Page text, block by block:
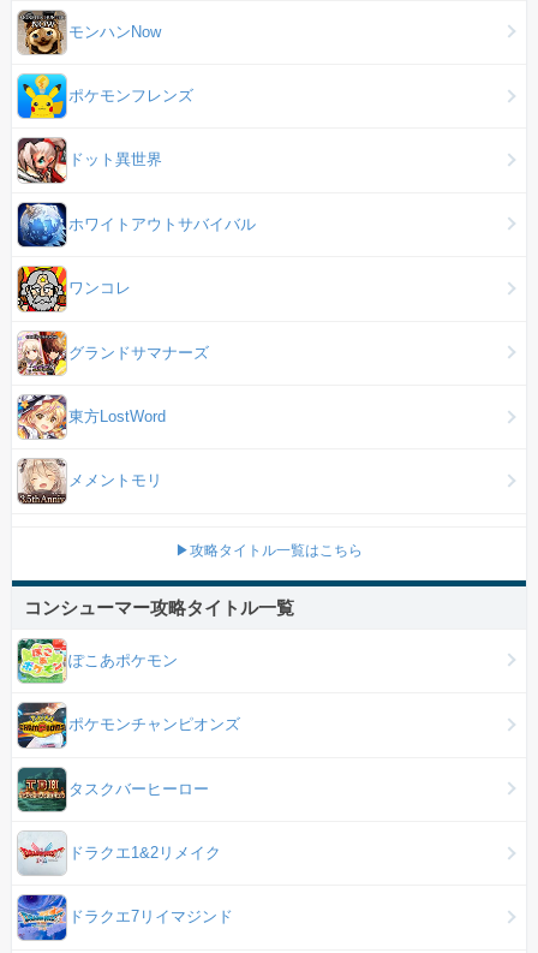
モンハンNow
ポケモンフレンズ
ドット異世界
ホワイトアウトサバイバル
ワンコレ
グランドサマナーズ
東方LostWord
メメントモリ
▶攻略タイトル一覧はこちら
コンシューマー攻略タイトル一覧
ぽこあポケモン
ポケモンチャンピオンズ
タスクバーヒーロー
ドラクエ1&2リメイク
ドラクエ7リイマジンド